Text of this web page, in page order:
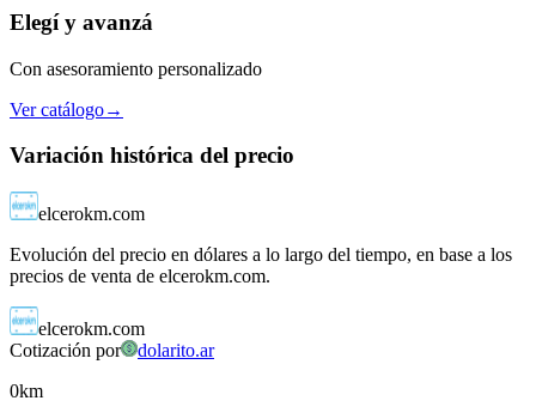
Elegí y avanzá
Con asesoramiento personalizado
Ver catálogo→
Variación histórica del precio
elcerokm.com
Evolución del precio en dólares a lo largo del tiempo, en base a los
precios de venta de elcerokm.com.
elcerokm.com
Cotización por
dolarito.ar
0km